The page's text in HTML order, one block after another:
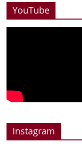
YouTube
Instagram